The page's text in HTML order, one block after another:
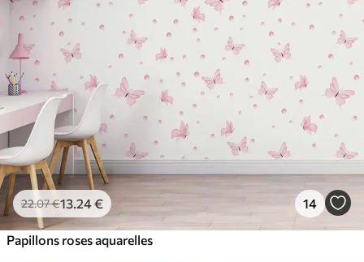
22.07€13.24€ 14
Papillons roses aquarelles